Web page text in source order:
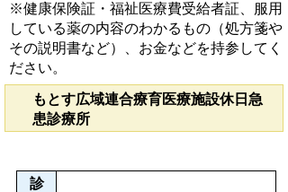
※健康保険証・福祉医療費受給者証、服用
している薬の内容のわかるもの（処方箋や
その説明書など）、お金などを持参してく
ださい。
もとす広域連合療育医療施設休日急
患診療所
診